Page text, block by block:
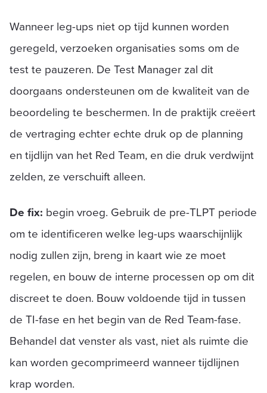
Wanneer leg-ups niet op tijd kunnen worden
geregeld, verzoeken organisaties soms om de
test te pauzeren. De Test Manager zal dit
doorgaans ondersteunen om de kwaliteit van de
beoordeling te beschermen. In de praktijk creëert
de vertraging echter echte druk op de planning
en tijdlijn van het Red Team, en die druk verdwijnt
zelden, ze verschuift alleen.
De fix: begin vroeg. Gebruik de pre-TLPT periode
om te identificeren welke leg-ups waarschijnlijk
nodig zullen zijn, breng in kaart wie ze moet
regelen, en bouw de interne processen op om dit
discreet te doen. Bouw voldoende tijd in tussen
de TI-fase en het begin van de Red Team-fase.
Behandel dat venster als vast, niet als ruimte die
kan worden gecomprimeerd wanneer tijdlijnen
krap worden.